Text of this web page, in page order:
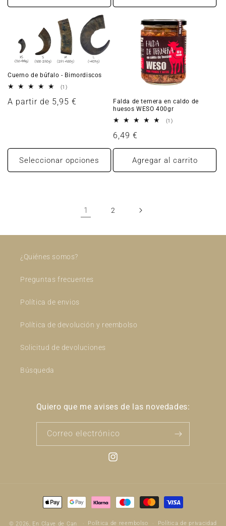
Cuerno de búfalo - Bimordiscos
(1)1
totales
Precio
A partir de 5,95 €
Seleccionar opciones
Falda de ternera en caldo de
huesos WESO 400gr
(1)1
Precio
habitual
6,49 €
Agregar al carrito
1 2
¿Quiénes somos?
Preguntas frecuentes
Política de envios
Política de devolución y reembolso
Solicitud de devoluciones
Búsqueda
Quiero que me avises de las novedades:
Correo electrónico
Instagram
Formas
de
© 2026, En Clave de Can Política de reembolso Política de privacidad